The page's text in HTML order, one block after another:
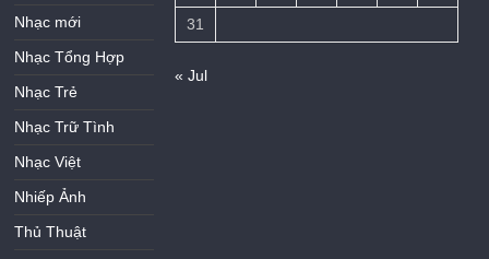
Nhạc mới
Nhạc Tổng Hợp
Nhạc Trẻ
Nhạc Trữ Tình
Nhạc Việt
Nhiếp Ảnh
Thủ Thuật
31
« Jul